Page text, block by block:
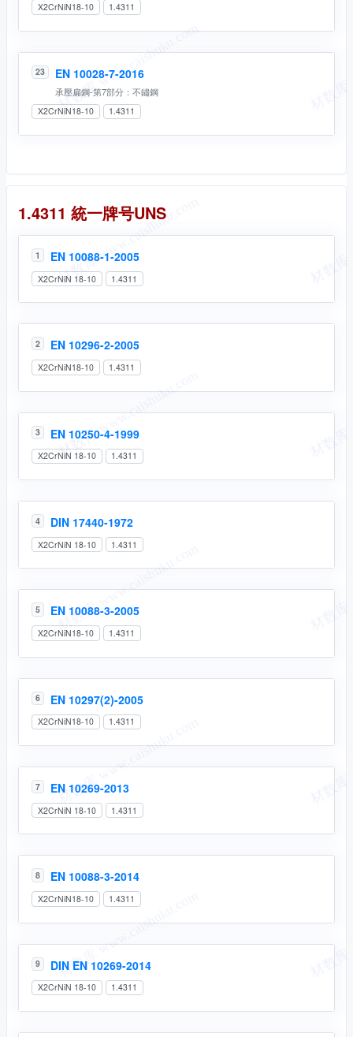
X2CrNiN18-10 1.4311
23 EN 10028-7-2016
承壓扁鋼-第7部分：不鏽鋼
X2CrNiN18-10 1.4311
統一牌号
1.4311 統一牌号UNS
1 EN 10088-1-2005
X2CrNiN 18-10 1.4311
2 EN 10296-2-2005
X2CrNiN18-10 1.4311
3 EN 10250-4-1999
X2CrNiN 18-10 1.4311
4 DIN 17440-1972
X2CrNiN 18-10 1.4311
5 EN 10088-3-2005
X2CrNiN18-10 1.4311
6 EN 10297(2)-2005
X2CrNiN18-10 1.4311
7 EN 10269-2013
X2CrNiN 18-10 1.4311
8 EN 10088-3-2014
X2CrNiN18-10 1.4311
9 DIN EN 10269-2014
X2CrNiN 18-10 1.4311